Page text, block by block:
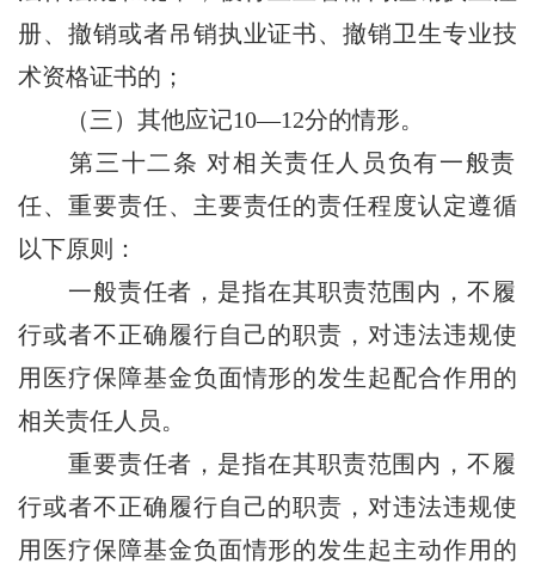
册、撤销或者吊销执业证书、撤销卫生专业技
术资格证书的；
（三）其他应记10—12分的情形。
第三十二条 对相关责任人员负有一般责
任、重要责任、主要责任的责任程度认定遵循
以下原则：
一般责任者，是指在其职责范围内，不履
行或者不正确履行自己的职责，对违法违规使
用医疗保障基金负面情形的发生起配合作用的
相关责任人员。
重要责任者，是指在其职责范围内，不履
行或者不正确履行自己的职责，对违法违规使
用医疗保障基金负面情形的发生起主动作用的